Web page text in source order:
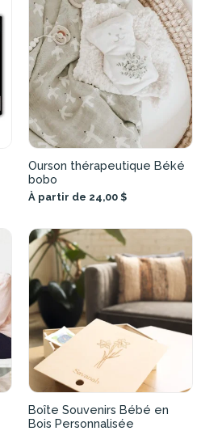
Ourson thérapeutique Béké
bobo
À partir de 24,00 $
Boîte Souvenirs Bébé en
Bois Personnalisée